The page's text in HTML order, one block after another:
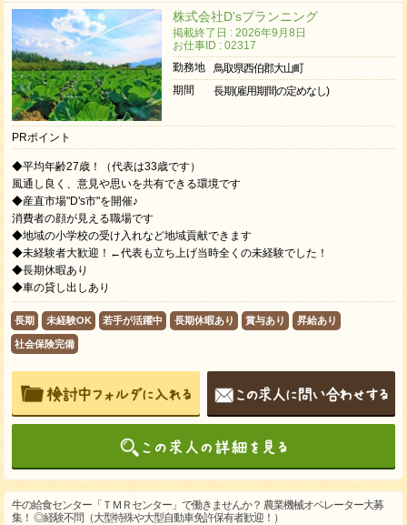
株式会社D'sプランニング
掲載終了日 : 2026年9月8日
お仕事ID : 02317
勤務地
鳥取県西伯郡大山町
期間
長期(雇用期間の定めなし)
PRポイント
◆平均年齢27歳！（代表は33歳です）
風通し良く、意見や思いを共有できる環境です
◆産直市場"D's市"を開催♪
消費者の顔が見える職場です
◆地域の小学校の受け入れなど地域貢献できます
◆未経験者大歓迎！←代表も立ち上げ当時全くの未経験でした！
◆長期休暇あり
◆車の貸し出しあり
長期 未経験OK 若手が活躍中 長期休暇あり 賞与あり 昇給あり
社会保険完備
牛の給食センター「ＴＭＲセンター」で働きませんか？ 農業機械オペレーター大募
集！ ◎経験不問（大型特殊や大型自動車免許保有者歓迎！）